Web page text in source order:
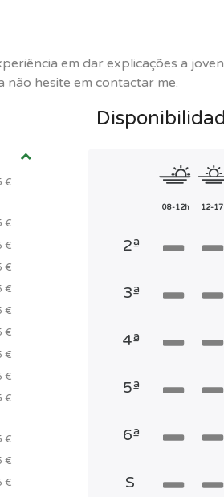
em dar explicações a
não hesite em contactar me.
€
€
€
€
€
€
€
€
€
€
€
€
€
08-12h 12-
2ª
3ª
4ª
5ª
6ª
S